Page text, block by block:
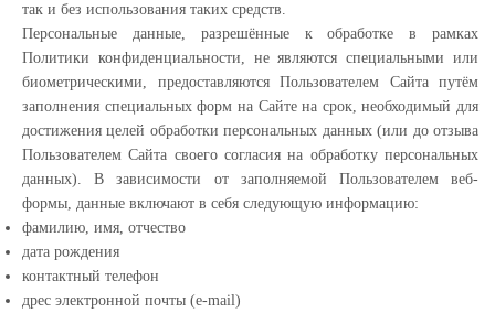
так и без использования таких средств.
Персональные данные, разрешённые к обработке в рамках
Политики конфиденциальности, не являются специальными или
биометрическими, предоставляются Пользователем Сайта путём
заполнения специальных форм на Сайте на срок, необходимый для
достижения целей обработки персональных данных (или до отзыва
Пользователем Сайта своего согласия на обработку персональных
данных). В зависимости от заполняемой Пользователем веб-
формы, данные включают в себя следующую информацию:
фамилию, имя, отчество
дата рождения
контактный телефон
дрес электронной почты (e-mail)